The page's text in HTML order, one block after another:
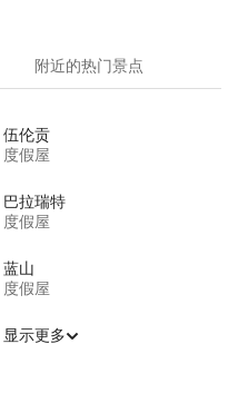
附近的热门景点
伍伦贡
度假屋
巴拉瑞特
度假屋
蓝山
度假屋
显示更多